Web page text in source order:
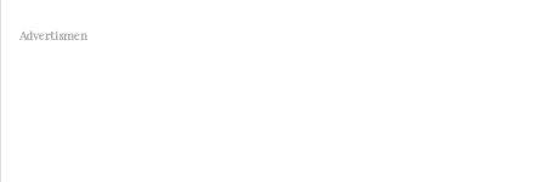
Advertismen